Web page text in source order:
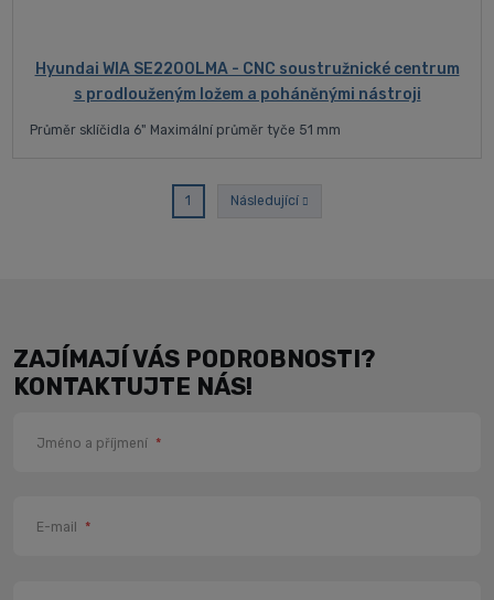
Hyundai WIA SE2200LMA - CNC soustružnické centrum
s prodlouženým ložem a poháněnými nástroji
Průměr sklíčidla 6" Maximální průměr tyče 51 mm
1
3 Následující
ZAJÍMAJÍ VÁS PODROBNOSTI?
KONTAKTUJTE NÁS!
Jméno a příjmení *
E-mail *